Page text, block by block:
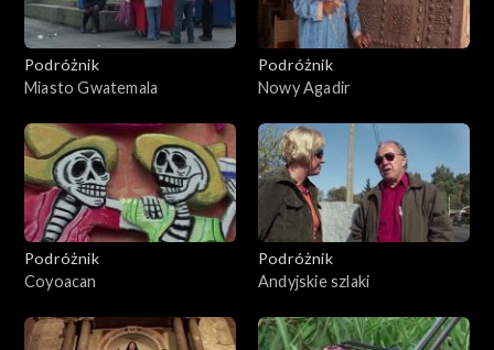
Podróżnik
Miasto Gwatemala
Podróżnik
Nowy Agadir
Podróżnik
Coyoacan
Podróżnik
Andyjskie szlaki